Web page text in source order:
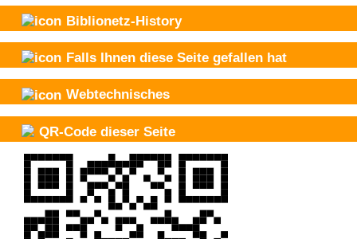
Biblionetz-History
Falls Ihnen diese Seite gefallen hat
Webtechnisches
QR-Code dieser Seite